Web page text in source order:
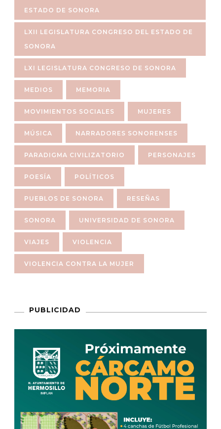
ESTADO DE SONORA
LXII LEGISLATURA CONGRESO DEL ESTADO DE
SONORA
LXI LEGISLATURA CONGRESO DE SONORA
MEDIOS MEMORIA
MOVIMIENTOS SOCIALES MUJERES
MÚSICA NARRADORES SONORENSES
PARADIGMA CIVILIZATORIO PERSONAJES
POESÍA POLÍTICOS
PUEBLOS DE SONORA RESEÑAS
SONORA UNIVERSIDAD DE SONORA
VIAJES VIOLENCIA
VIOLENCIA CONTRA LA MUJER
PUBLICIDAD